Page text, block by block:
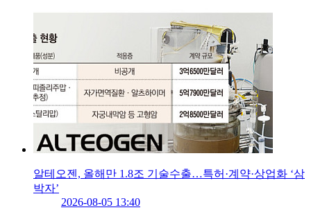
알테오젠, 올해만 1.8조 기술수출…특허·계약·상업화 ‘삼
박자’
2026-08-05 13:40